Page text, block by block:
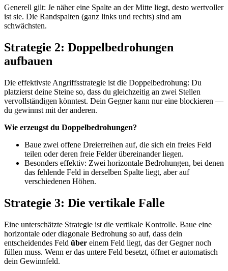
Generell gilt: Je näher eine Spalte an der Mitte liegt, desto wertvoller
ist sie. Die Randspalten (ganz links und rechts) sind am
schwächsten.
Strategie 2: Doppelbedrohungen
aufbauen
Die effektivste Angriffsstrategie ist die Doppelbedrohung: Du
platzierst deine Steine so, dass du gleichzeitig an zwei Stellen
vervollständigen könntest. Dein Gegner kann nur eine blockieren —
du gewinnst mit der anderen.
Wie erzeugst du Doppelbedrohungen?
Baue zwei offene Dreierreihen auf, die sich ein freies Feld
teilen oder deren freie Felder übereinander liegen.
Besonders effektiv: Zwei horizontale Bedrohungen, bei denen
das fehlende Feld in derselben Spalte liegt, aber auf
verschiedenen Höhen.
Strategie 3: Die vertikale Falle
Eine unterschätzte Strategie ist die vertikale Kontrolle. Baue eine
horizontale oder diagonale Bedrohung so auf, dass dein
entscheidendes Feld über einem Feld liegt, das der Gegner noch
füllen muss. Wenn er das untere Feld besetzt, öffnet er automatisch
dein Gewinnfeld.